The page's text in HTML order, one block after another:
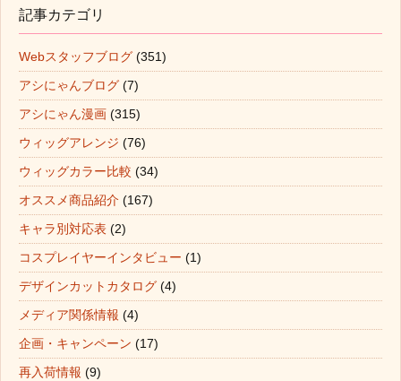
記事カテゴリ
Webスタッフブログ (351)
アシにゃんブログ (7)
アシにゃん漫画 (315)
ウィッグアレンジ (76)
ウィッグカラー比較 (34)
オススメ商品紹介 (167)
キャラ別対応表 (2)
コスプレイヤーインタビュー (1)
デザインカットカタログ (4)
メディア関係情報 (4)
企画・キャンペーン (17)
再入荷情報 (9)